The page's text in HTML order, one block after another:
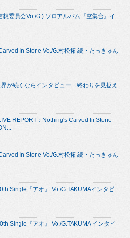
想委員会Vo./G.) ソロアルバム『空集合』イ
In Stone Vo./G.村松拓 続・たっきゅん
が続くならインタビュー：終わりを見据え
REPORT：Nothing's Carved In Stone
In Stone Vo./G.村松拓 続・たっきゅん
Single『アオ』 Vo./G.TAKUMAインタビ
Single『アオ』 Vo./G.TAKUMA インタビ